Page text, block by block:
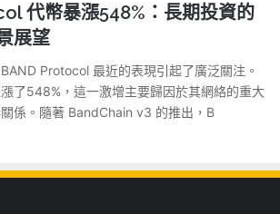
代幣暴漲548%：長期投資的
展望
Protocol 最近的表現引起了廣泛關注。
了548%，這一激增主要歸因於其網絡的重大
係。隨著 BandChain v3 的推出，B